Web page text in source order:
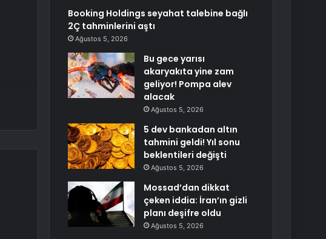
Booking Holdings seyahat talebine bağlı
2Ç tahminlerini aştı
Ağustos 5, 2026
Bu gece yarısı
akaryakıta yine zam
geliyor! Pompa alev
alacak
Ağustos 5, 2026
5 dev bankadan altın
tahmini geldi! Yıl sonu
beklentileri değişti
Ağustos 5, 2026
Mossad’dan dikkat
çeken iddia: İran’ın gizli
planı deşifre oldu
Ağustos 5, 2026